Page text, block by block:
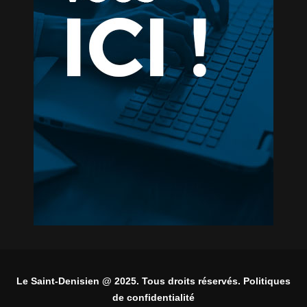
Le Saint-Denisien @ 2025. Tous droits réservés. Politiques
de confidentialité